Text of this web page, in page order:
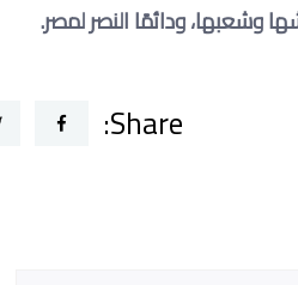
وشعبها، ودائمًا النصر لمصر.
Share: